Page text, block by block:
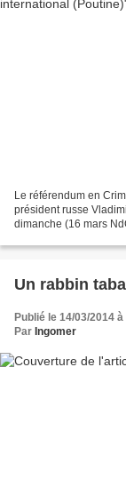
Le référendum en
président russe
dimanche (16 mars
Un rabbin
Publié le 14/03/2014
Par Ingomer